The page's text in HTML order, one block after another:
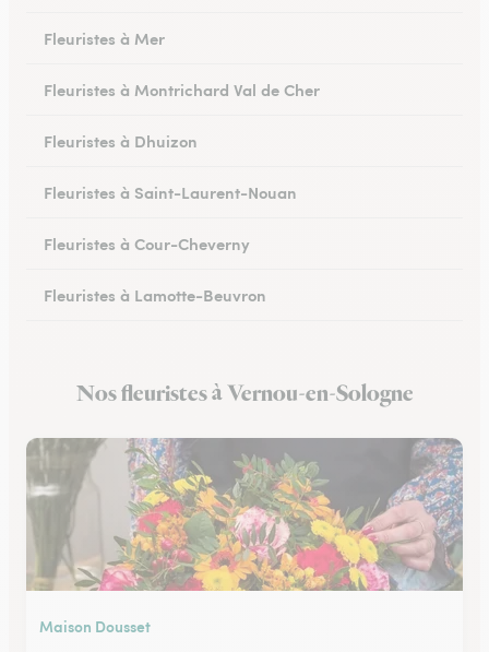
Fleuristes à Mer
Fleuristes à Montrichard Val de Cher
Fleuristes à Dhuizon
Fleuristes à Saint-Laurent-Nouan
Fleuristes à Cour-Cheverny
Fleuristes à Lamotte-Beuvron
Fleuristes à Romorantin-Lanthenay
Nos fleuristes à Vernou-en-Sologne
Maison Dousset